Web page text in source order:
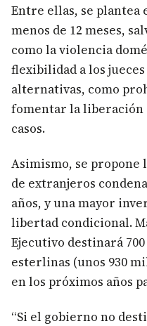
Entre ellas, se plantea
menos de 12 meses,
como la violencia
flexibilidad a los
alternativas, como
fomentar la liberación
casos.
Asimismo, se
de extranjeros
años, y una mayor
libertad condicional.
Ejecutivo destinará
esterlinas (unos 930
en los próximos años
“Si el gobierno no